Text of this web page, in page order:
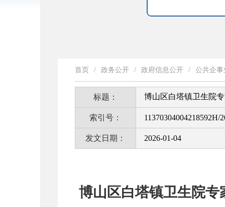
首页 / 政务公开 / 政府信息公开 / 公共企
标题： 博山区白塔镇卫生院
索引号： 11370304004218592H/
发文日期： 2026-01-04
博山区白塔镇卫生院